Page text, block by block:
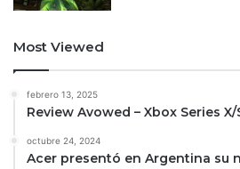
Most Viewed
febrero 13, 2025
Review Avowed – Xbox Series X/
octubre 24, 2024
Acer presentó en Argentina su